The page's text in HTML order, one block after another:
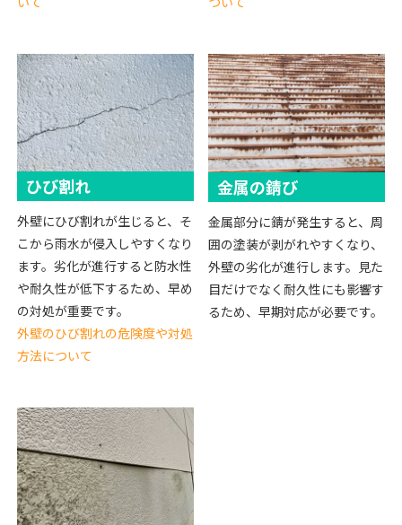
ひび割れ
外壁にひび割れが生じると、そ
こから雨水が侵入しやすくなり
ます。劣化が進行すると防水性
や耐久性が低下するため、早め
の対処が重要です。
外壁のひび割れの危険度や対処
方法について
金属の錆び
金属部分に錆が発生すると、周
囲の塗装が剥がれやすくなり、
外壁の劣化が進行します。見た
目だけでなく耐久性にも影響す
るため、早期対応が必要です。